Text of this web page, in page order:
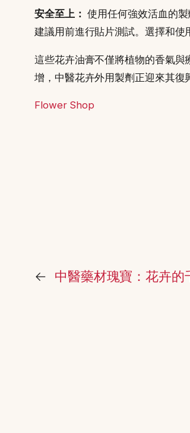
安全至上： 使用任何強效活血的
建議用前進行貼片測試。選擇和使
這些花卉油膏不僅將植物的香氣
增，中醫花卉外用製劑正迎來其復
Flower Shop
← 中醫藥材瑰寶：花卉的